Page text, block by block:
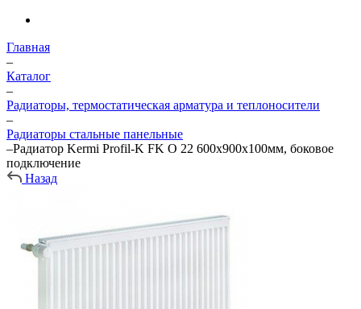
Главная
–
Каталог
–
Радиаторы, термостатическая арматура и теплоносители
–
Радиаторы стальные панельные
–Радиатор Kermi Profil-K FK O 22 600х900х100мм, боковое
подключение
Назад